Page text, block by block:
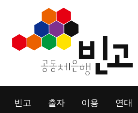
빈고 출자 이용 연대